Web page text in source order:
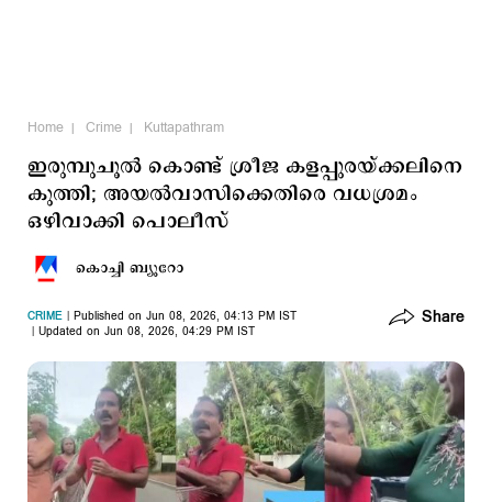
Home Crime Kuttapathram
ഇരുമ്പുചൂൽ കൊണ്ട് ശ്രീജ കളപ്പുരയ്ക്കലിനെ
കുത്തി; അയൽവാസിക്കെതിരെ വധശ്രമം
ഒഴിവാക്കി പൊലീസ്
കൊച്ചി ബ്യൂറോ
CRIME
Published on Jun 08, 2026, 04:13 PM IST
Updated on Jun 08, 2026, 04:29 PM IST
Share